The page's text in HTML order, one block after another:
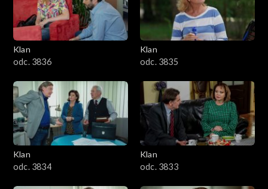
Klan
odc. 3836
Klan
odc. 3835
Klan
odc. 3834
Klan
odc. 3833